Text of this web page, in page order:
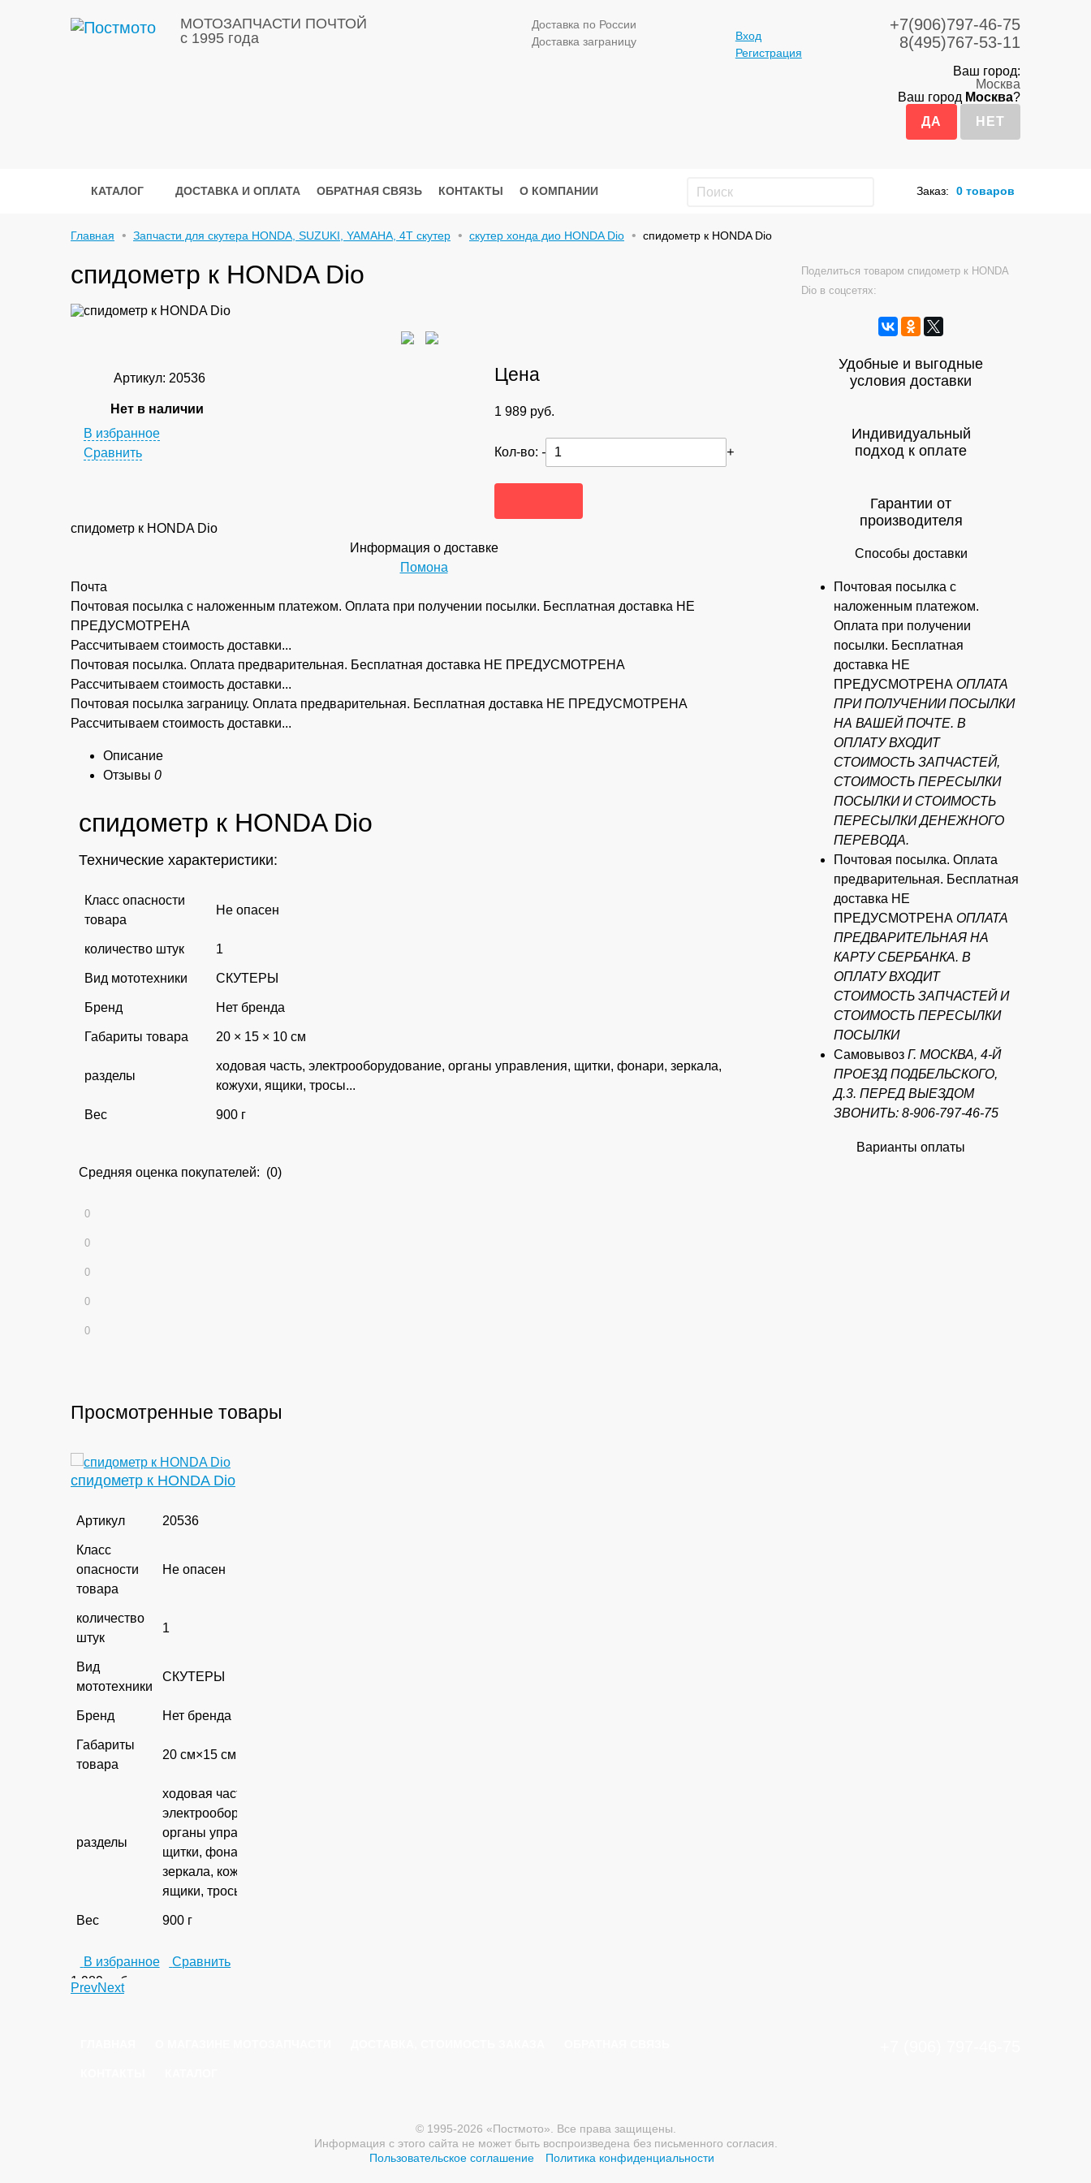
МОТОЗАПЧАСТИ ПОЧТОЙ
с 1995 года
Доставка по России
Доставка заграницу
Вход
Регистрация
+7(906)797-46-75
8(495)767-53-11
Ваш город:
Москва
Ваш город Москва?
КАТАЛОГ ДОСТАВКА И ОПЛАТА ОБРАТНАЯ СВЯЗЬ КОНТАКТЫ О КОМПАНИИ Заказ: 0 товаров
Главная Запчасти для скутера HONDA, SUZUKI, YAMAHA, 4Т скутер скутер хонда дио HONDA Dio спидометр к HONDA Dio
Поделиться товаром спидометр к HONDA
Dio в соцсетях:
Удобные и выгодные
условия доставки
Индивидуальный
подход к оплате
Гарантии от
производителя
Способы доставки
Почтовая посылка с
наложенным платежом.
Оплата при получении
посылки. Бесплатная
доставка НЕ
ПРЕДУСМОТРЕНА ОПЛАТА
ПРИ ПОЛУЧЕНИИ ПОСЫЛКИ
НА ВАШЕЙ ПОЧТЕ. В
ОПЛАТУ ВХОДИТ
СТОИМОСТЬ ЗАПЧАСТЕЙ,
СТОИМОСТЬ ПЕРЕСЫЛКИ
ПОСЫЛКИ И СТОИМОСТЬ
ПЕРЕСЫЛКИ ДЕНЕЖНОГО
ПЕРЕВОДА.
Почтовая посылка. Оплата
предварительная. Бесплатная
доставка НЕ
ПРЕДУСМОТРЕНА ОПЛАТА
ПРЕДВАРИТЕЛЬНАЯ НА
КАРТУ СБЕРБАНКА. В
ОПЛАТУ ВХОДИТ
СТОИМОСТЬ ЗАПЧАСТЕЙ И
СТОИМОСТЬ ПЕРЕСЫЛКИ
ПОСЫЛКИ
Самовывоз Г. МОСКВА, 4-Й
ПРОЕЗД ПОДБЕЛЬСКОГО,
Д.3. ПЕРЕД ВЫЕЗДОМ
ЗВОНИТЬ: 8-906-797-46-75
Варианты оплаты
спидометр к HONDA Dio
Артикул: 20536
Нет в наличии
В избранное
Сравнить
Цена
1 989 руб.
Кол-во: - +
спидометр к HONDA Dio
Информация о доставке
Помона
Почта
Почтовая посылка с наложенным платежом. Оплата при получении посылки. Бесплатная доставка НЕ
ПРЕДУСМОТРЕНА
Рассчитываем стоимость доставки...
Почтовая посылка. Оплата предварительная. Бесплатная доставка НЕ ПРЕДУСМОТРЕНА
Рассчитываем стоимость доставки...
Почтовая посылка заграницу. Оплата предварительная. Бесплатная доставка НЕ ПРЕДУСМОТРЕНА
Рассчитываем стоимость доставки...
Описание
Отзывы 0
спидометр к HONDA Dio
Технические характеристики:
Класс опасности
товара
Не опасен
количество штук 1
Вид мототехники СКУТЕРЫ
Бренд Нет бренда
Габариты товара 20 × 15 × 10 см
разделы
ходовая часть, электрооборудование, органы управления, щитки, фонари, зеркала,
кожухи, ящики, тросы...
Вес 900 г
Средняя оценка покупателей: (0)
0
0
0
0
0
Просмотренные товары
спидометр к HONDA Dio
Артикул 20536
Класс
опасности
товара
Не опасен
количество
штук
1
Вид
мототехники
СКУТЕРЫ
Бренд Нет бренда
Габариты
товара
20 см×15 см×10 см
разделы
ходовая часть,
электрооборудование,
органы управления,
щитки, фонари,
зеркала, кожухи,
ящики, тросы...
Вес 900 г
В избранное
Сравнить
1 989 руб.
PrevNext
© 1995-2026 «Постмото». Все права защищены.
Информация с этого сайта не может быть воспроизведена без письменного согласия.
Пользовательское соглашение
Политика конфиденциальности